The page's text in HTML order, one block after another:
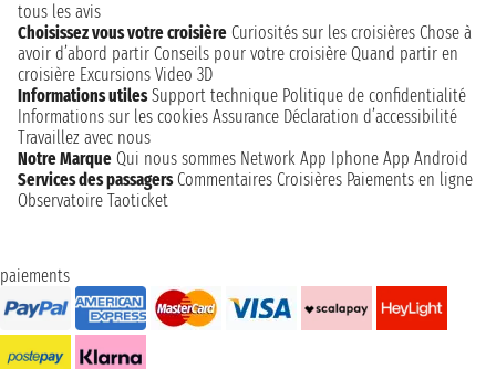
tous les avis
Choisissez vous votre croisière Curiosités sur les croisières Chose à
avoir d’abord partir Conseils pour votre croisière Quand partir en
croisière Excursions Video 3D
Informations utiles Support technique Politique de confidentialité
Informations sur les cookies Assurance Déclaration d’accessibilité
Travaillez avec nous
Notre Marque Qui nous sommes Network App Iphone App Android
Services des passagers Commentaires Croisières Paiements en ligne
Observatoire Taoticket
paiements